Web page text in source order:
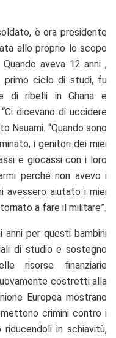
è ora presidente
allo proprio lo scopo
aveva 12 anni ,
primo ciclo di studi, fu
di ribelli in Ghana e
dicevano di uccidere
Nsuami. “Quando sono
i genitori dei miei
e giocassi con i loro
perché non avevo i
avessero aiutato i miei
a fare il militare”.
per questi bambini
di studio e sostegno
risorse finanziarie
costretti alla
Europea mostrano
crimini contro i
in schiavitù,